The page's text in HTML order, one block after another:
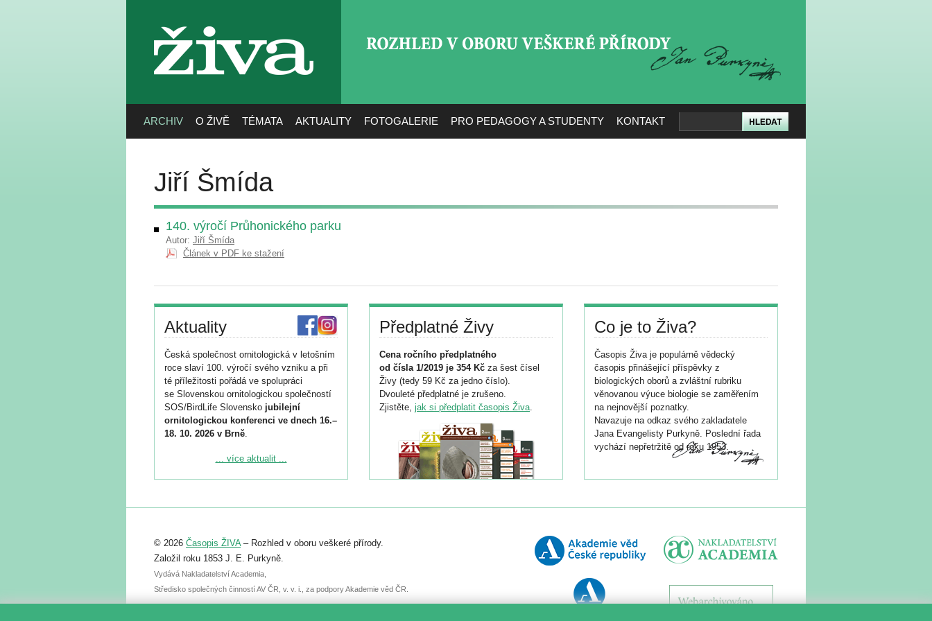
živa
ARCHIV O ŽIVĚ TÉMATA AKTUALITY FOTOGALERIE PRO PEDAGOGY A STUDENTY KONTAKT
Jiří Šmída
140. výročí Průhonického parku
Autor: Jiří Šmída
Článek v PDF ke stažení
Aktuality
Česká společnost ornitologická v letošním
roce slaví 100. výročí svého vzniku a při
té příležitosti pořádá ve spolupráci
se Slovenskou ornitologickou společností
SOS/BirdLife Slovensko jubilejní
ornitologickou konferenci ve dnech 16.–
18. 10. 2026 v Brně.
Podrobnější informace ke konferenci
Registrovat se můžete do 6. září.
abstraktu přihlášené přednášky nebo
posteru je už 30. června.
... více aktualit ...
Předplatné Živy
Cena ročního předplatného
od čísla 1/2019 je 354 Kč za šest čísel
Živy (tedy 59 Kč za jedno číslo).
Dvouleté předplatné je zrušeno.
Zjistěte, jak si předplatit časopis Živa.
Co je to Živa?
Časopis Živa je populárně vědecký
časopis přinášející příspěvky z
biologických oborů a zvláštní rubriku
věnovanou výuce biologie se zaměřením
na nejnovější poznatky.
Navazuje na odkaz svého zakladatele
Jana Evangelisty Purkyně. Poslední řada
vychází nepřetržitě od roku 1953.
© 2026 Časopis ŽIVA– Rozhled v oboru veškeré přírody.
Založil roku 1853 J. E. Purkyně.
Vydává Nakladatelství Academia,
Středisko společných činností AV ČR, v. v. i., za podpory Akademie věd ČR.